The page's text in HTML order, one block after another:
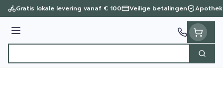
Ga naar de inhoud
Gratis lokale levering vanaf € 100 Veilige betalingen
Menu
Zoek